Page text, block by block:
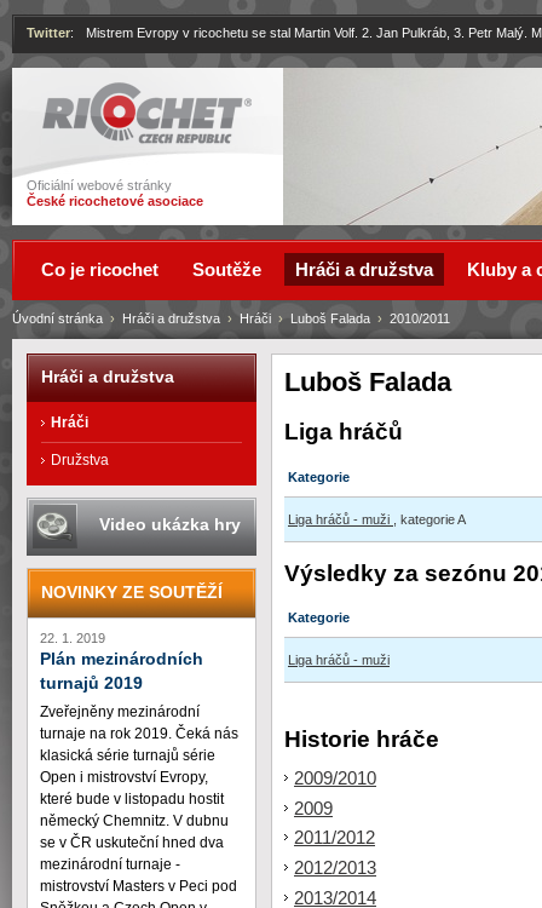
Ricochet
Oficiální webové stránky
České ricochetové asociace
Twitter: Mistrem Evropy v ricochetu se stal Martin Volf. 2. Jan Pulkráb, 3. Petr Malý.
Luboš Falada
Liga hráčů
Kategorie
Liga hráčů - muži , kategorie A
Výsledky za sezónu
Kategorie
Liga hráčů - muži
Historie hráče
2009/2010
2009
2011/2012
2012/2013
2013/2014
Úvodní stránka › Hráči a družstva › Hráči › Luboš Falada › 2010/2011
Co je ricochet Soutěže Hráči a družstva Kluby a
Hráči a družstva
Hráči
Družstva
Video ukázka hry
NOVINKY ZE SOUTĚŽÍ
22. 1. 2019
Plán mezinárodních
turnajů 2019
Zveřejněny mezinárodní
turnaje na rok 2019. Čeká nás
klasická série turnajů série
Open i mistrovství Evropy,
které bude v listopadu hostit
německý Chemnitz. V dubnu
se v ČR uskuteční hned dva
mezinárodní turnaje -
mistrovství Masters v Peci pod